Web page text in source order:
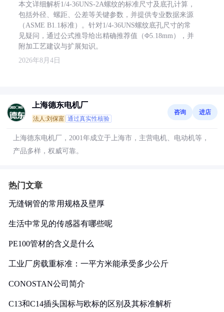
本文详细解析1/4-36UNS-2A螺纹的标准尺寸及底孔计算，
包括外径、螺距、公差等关键参数，并提供专业数据来源
（ASME B1.1标准）。针对1/4-36UNS螺纹底孔尺寸的常
见疑问，通过公式推导给出精确推荐值（Φ5.18mm），并
附加工艺建议与扩展知识。
2026年8月4日
上海德东电机厂
法人:刘保富 通过真实性核验
咨询 进店
上海德东电机厂，2001年成立于上海市，主营电机、电动机等，
产品多样，权威可靠。
热门文章
无缝钢管的常用规格及壁厚
生活中常见的传感器有哪些呢
PE100管材的含义是什么
工业厂房载重标准：一平方米能承受多少公斤
CONOSTAN公司简介
C13和C14插头国标与欧标的区别及其标准解析